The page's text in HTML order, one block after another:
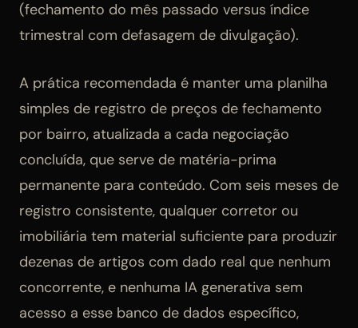
(fechamento do mês passado versus índice
trimestral com defasagem de divulgação).
A prática recomendada é manter uma planilha
simples de registro de preços de fechamento
por bairro, atualizada a cada negociação
concluída, que serve de matéria-prima
permanente para conteúdo. Com seis meses de
registro consistente, qualquer corretor ou
imobiliária tem material suficiente para produzir
dezenas de artigos com dado real que nenhum
concorrente, e nenhuma IA generativa sem
acesso a esse banco de dados específico,